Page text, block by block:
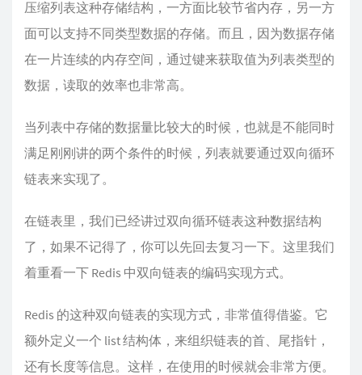
压缩列表这种存储结构，一方面比较节省内存，另一方
面可以支持不同类型数据的存储。而且，因为数据存储
在一片连续的内存空间，通过键来获取值为列表类型的
数据，读取的效率也非常高。
当列表中存储的数据量比较大的时候，也就是不能同时
满足刚刚讲的两个条件的时候，列表就要通过双向循环
链表来实现了。
在链表里，我们已经讲过双向循环链表这种数据结构
了，如果不记得了，你可以先回去复习一下。这里我们
着重看一下 Redis 中双向链表的编码实现方式。
Redis 的这种双向链表的实现方式，非常值得借鉴。它
额外定义一个 list 结构体，来组织链表的首、尾指针，
还有长度等信息。这样，在使用的时候就会非常方便。